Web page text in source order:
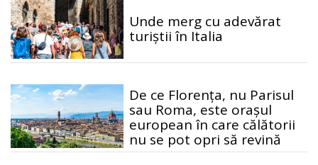
Unde merg cu adevărat
turiștii în Italia
De ce Florența, nu Parisul
sau Roma, este orașul
european în care călătorii
nu se pot opri să revină